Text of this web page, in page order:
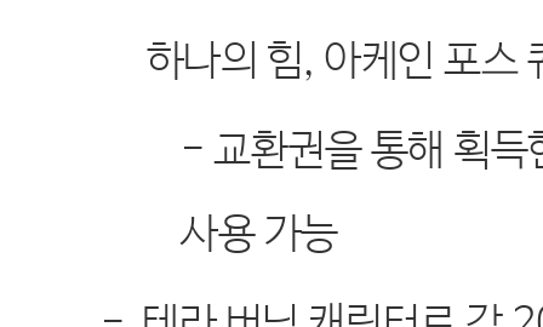
하나의 힘, 아케인 포스
-교환권을 통해 획득
사용 가능